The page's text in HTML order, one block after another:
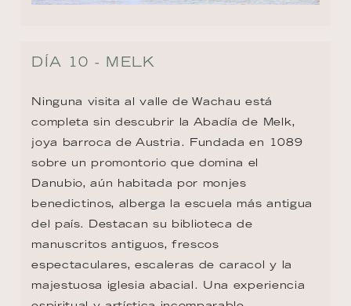
DÍA 10 - MELK
Ninguna visita al valle de Wachau está
completa sin descubrir la Abadía de Melk,
joya barroca de Austria. Fundada en 1089
sobre un promontorio que domina el
Danubio, aún habitada por monjes
benedictinos, alberga la escuela más antigua
del país. Destacan su biblioteca de
manuscritos antiguos, frescos
espectaculares, escaleras de caracol y la
majestuosa iglesia abacial. Una experiencia